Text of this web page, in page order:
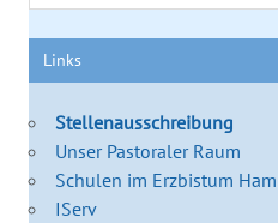
Links
Stellenausschreibung
Unser Pastoraler Raum
Schulen im Erzbistum
IServ